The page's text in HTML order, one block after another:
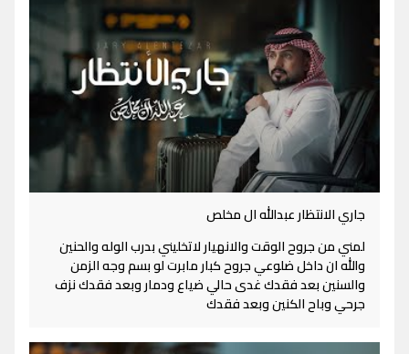
جاري الانتظار عبدالله ال مخلص
لمني من جروح الوقت والانهيار لاتخليني بدرب الوله والحنين
والله ان داخل ضلوعي جروح كبار مابرت لو بسم وجه الزمن
والسنين بعد فقدك غدى حالي ضياع ودمار وبعد فقدك نزف
جرحي وباح الكنين وبعد فقدك